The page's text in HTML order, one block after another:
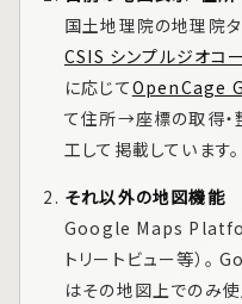
国土地理院の地理院
CSIS シンプルジオコ
に応じてOpenCage
て住所→座標の取得・
工して掲載しています。
それ以外の地図機能
Google Maps
トリートビュー等）。
はその地図上でのみ使